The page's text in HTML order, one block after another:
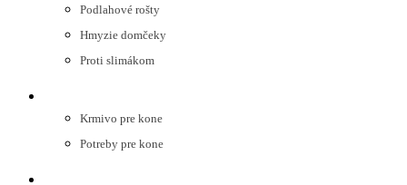
Podlahové rošty
Hmyzie domčeky
Proti slimákom
Krmivo pre kone
Potreby pre kone